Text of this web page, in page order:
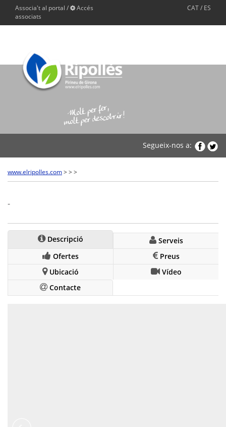
Associa't al portal /
Accés
associats
CAT/ ES
Segueix-nos a:
www.elripolles.com>>>
-
Descripció
Serveis
Ofertes
Preus
Ubicació
Vídeo
Contacte